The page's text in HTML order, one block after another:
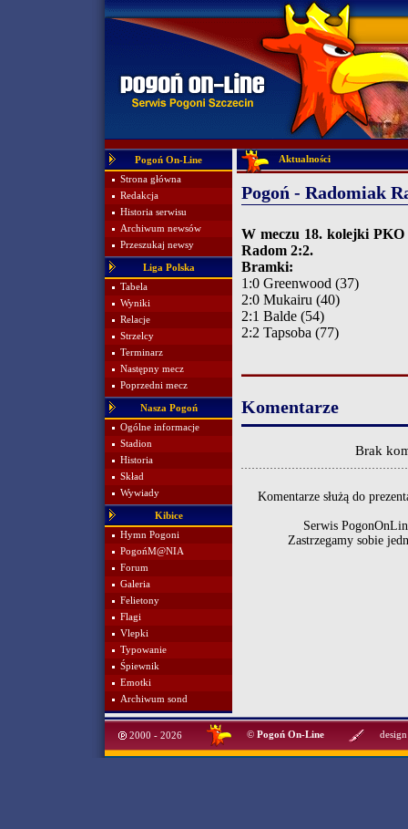
Pogoń On-Line
Strona główna
Redakcja
Historia serwisu
Archiwum newsów
Przeszukaj newsy
Liga Polska
Tabela
Wyniki
Relacje
Strzelcy
Terminarz
Następny mecz
Poprzedni mecz
Nasza Pogoń
Ogólne informacje
Stadion
Historia
Skład
Wywiady
Kibice
Hymn Pogoni
PogońM@NIA
Forum
Galeria
Felietony
Flagi
Vlepki
Typowanie
Śpiewnik
Emotki
Archiwum sond
Aktualności
Pogoń - Radomiak
W meczu 18. kolejki PKO
Radom 2:2.
Bramki:
1:0 Greenwood (37)
2:0 Mukairu (40)
2:1 Balde (54)
2:2 Tapsoba (77)
Komentarze
Brak
Komentarze służą do
Serwis
Zastrzegamy sobie
2000 - 2026 © Pogoń On-Line